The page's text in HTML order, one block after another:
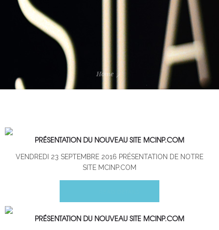
Home
PRÉSENTATION DU NOUVEAU SITE MCINP.COM
VENDREDI 23 SEPTEMBRE 2016 PRÉSENTATION DE NOTRE
SITE MCINP.COM
PRÉSENTATION DU NOUVEAU SITE MCINP.COM